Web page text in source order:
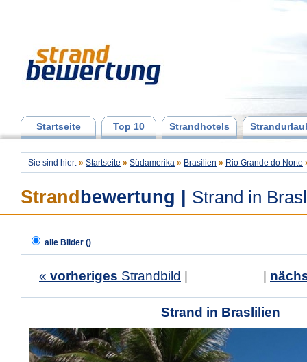
Startseite Top 10 Strandhotels
Sie sind hier: » Startseite » Südamerika » Brasilien » Rio Grande do Norte
Strand bewertung Strand in
alle Bilder ()
« vorheriges Strandbild
Strand in Braslilien